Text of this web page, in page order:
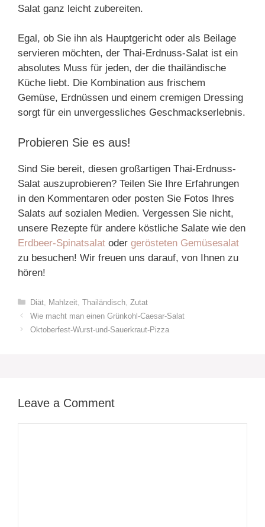
Salat ganz leicht zubereiten.
Egal, ob Sie ihn als Hauptgericht oder als Beilage
servieren möchten, der Thai-Erdnuss-Salat ist ein
absolutes Muss für jeden, der die thailändische
Küche liebt. Die Kombination aus frischem
Gemüse, Erdnüssen und einem cremigen Dressing
sorgt für ein unvergessliches Geschmackserlebnis.
Probieren Sie es aus!
Sind Sie bereit, diesen großartigen Thai-Erdnuss-
Salat auszuprobieren? Teilen Sie Ihre Erfahrungen
in den Kommentaren oder posten Sie Fotos Ihres
Salats auf sozialen Medien. Vergessen Sie nicht,
unsere Rezepte für andere köstliche Salate wie den
Erdbeer-Spinatsalat oder gerösteten Gemüsesalat
zu besuchen! Wir freuen uns darauf, von Ihnen zu
hören!
Categories
Diät, Mahlzeit, Thailändisch, Zutat
Wie macht man einen Grünkohl-Caesar-Salat
Oktoberfest-Wurst-und-Sauerkraut-Pizza
Leave a Comment